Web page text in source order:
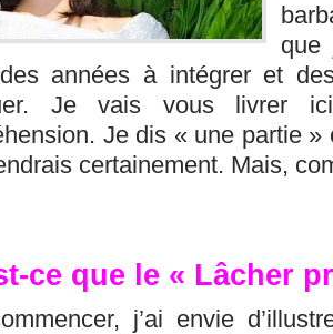
que
années à intégrer et
Je vais vous livrer
Je dis « une partie
certainement. Mais,
ce que le « Lâcher
j’ai envie